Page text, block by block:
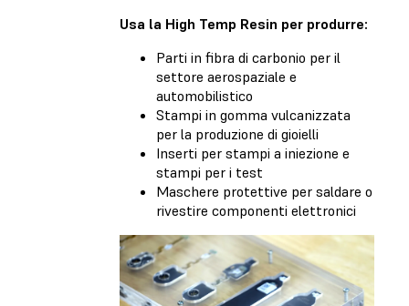
Usa la High Temp Resin per produrre:
Parti in fibra di carbonio per il
settore aerospaziale e
automobilistico
Stampi in gomma vulcanizzata
per la produzione di gioielli
Inserti per stampi a iniezione e
stampi per i test
Maschere protettive per saldare o
rivestire componenti elettronici